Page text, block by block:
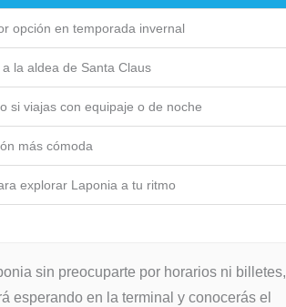
opción en temporada invernal
a la aldea de Santa Claus
si viajas con equipaje o de noche
más cómoda
explorar Laponia a tu ritmo
sin preocuparte por horarios ni billetes,
esperando en la terminal y conocerás el